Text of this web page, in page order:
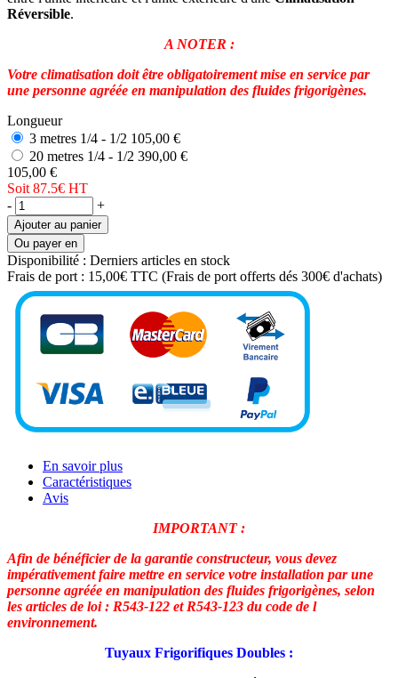
Réversible.
A NOTER :
Votre climatisation doit être obligatoirement mise en service par
une personne agréée en manipulation des fluides frigorigènes.
Longueur
3 metres 1/4 - 1/2 105,00 €
20 metres 1/4 - 1/2 390,00 €
105,00 €
Soit 87.5€ HT
-
+
Ajouter au panier
Ou payer en
Disponibilité : Derniers articles en stock
Frais de port : 15,00€ TTC (Frais de port offerts dés 300€ d'achats)
En savoir plus
Caractéristiques
Avis
IMPORTANT :
Afin de bénéficier de la garantie constructeur, vous devez
impérativement faire mettre en service votre installation par une
personne agréée en manipulation des fluides frigorigènes, selon
les articles de loi : R543-122 et R543-123 du code de l
environnement.
Tuyaux Frigorifiques Doubles :